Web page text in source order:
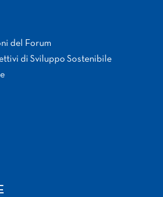
del Forum
di Sviluppo Sostenibile